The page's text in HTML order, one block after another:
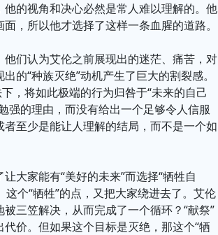
的视角和决心必然是常人难以理解的。他
，所以他才选择了这样一条血腥的道路。
们认为艾伦之前展现出的迷茫、痛苦，对
的“种族灭绝”动机产生了巨大的割裂感。
，将如此极端的行为归咎于“未来的自己
强的理由，而没有给出一个足够令人信服
至少是能让人理解的结局，而不是一个如
大家能有“美好的未来”而选择“牺牲自
个“牺牲”的点，又把大家绕进去了。艾伦
三笠解决，从而完成了一个循环？“献祭”
价。但如果这个目标是灭绝，那这个“牺